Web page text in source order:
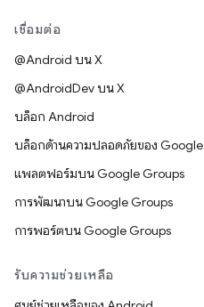
เชื่อมต่อ
@Android บน X
@AndroidDev บน X
บล็อก Android
บล็อกด้านความปลอดภัยของ Google
แพลตฟอร์มบน Google Groups
การพัฒนาบน Google Groups
การพอร์ตบน Google Groups
รับความช่วยเหลือ